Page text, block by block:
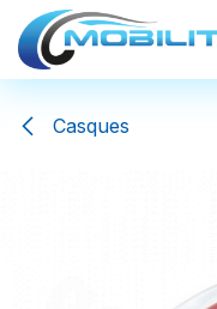
Se rendre au contenu
Casques